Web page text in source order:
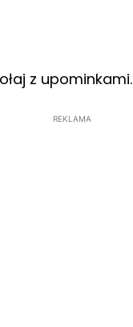
z upominkami.
REKLAMA